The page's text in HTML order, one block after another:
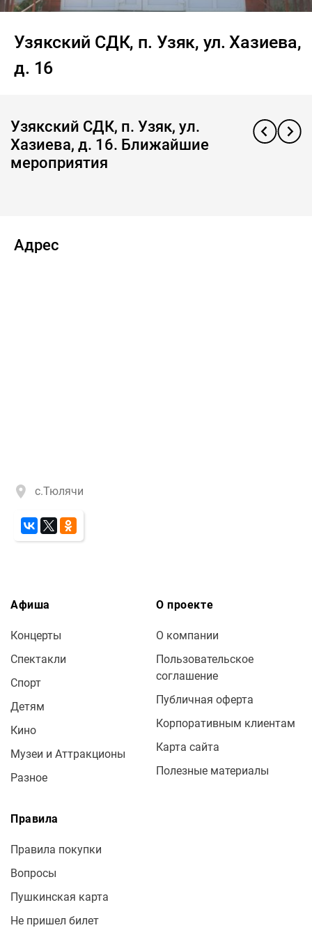
Узякский СДК, п. Узяк, ул. Хазиева,
д. 16
Узякский СДК, п. Узяк, ул.
Хазиева, д. 16. Ближайшие
мероприятия
Адрес
с.Тюлячи
Афиша
Концерты
Спектакли
Спорт
Детям
Кино
Музеи и Аттракционы
Разное
О проекте
О компании
Пользовательское
соглашение
Публичная оферта
Корпоративным клиентам
Карта сайта
Полезные материалы
Правила
Правила покупки
Вопросы
Пушкинская карта
Не пришел билет